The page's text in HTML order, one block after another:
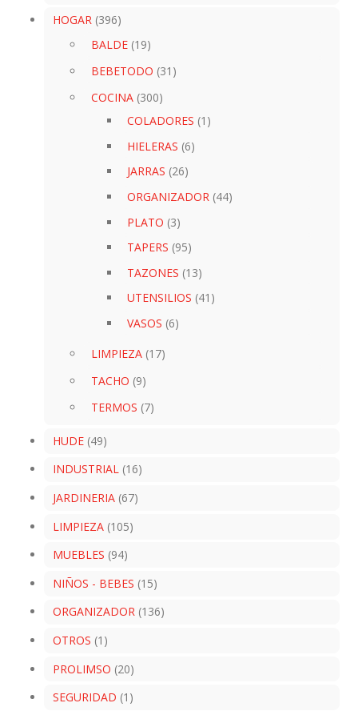
HOGAR (396)
BALDE (19)
BEBETODO (31)
COCINA (300)
COLADORES (1)
HIELERAS (6)
JARRAS (26)
ORGANIZADOR (44)
PLATO (3)
TAPERS (95)
TAZONES (13)
UTENSILIOS (41)
VASOS (6)
LIMPIEZA (17)
TACHO (9)
TERMOS (7)
HUDE (49)
INDUSTRIAL (16)
JARDINERIA (67)
LIMPIEZA (105)
MUEBLES (94)
NIÑOS - BEBES (15)
ORGANIZADOR (136)
OTROS (1)
PROLIMSO (20)
SEGURIDAD (1)